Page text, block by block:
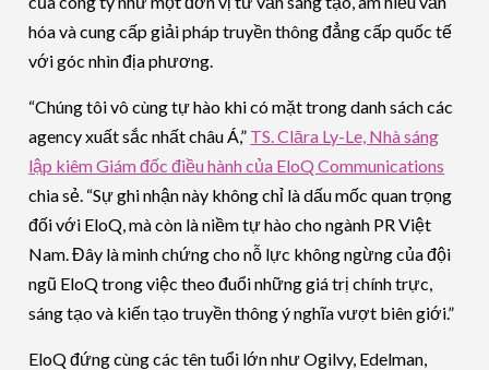
hóa và cung cấp giải pháp truyền thông đẳng cấp quốc tế
với góc nhìn địa phương.
“Chúng tôi vô cùng tự hào khi có mặt trong danh sách các
agency xuất sắc nhất châu Á,” TS. Clāra Ly-Le, Nhà sáng
lập kiêm Giám đốc điều hành của EloQ Communications
chia sẻ. “Sự ghi nhận này không chỉ là dấu mốc quan trọng
đối với EloQ, mà còn là niềm tự hào cho ngành PR Việt
Nam. Đây là minh chứng cho nỗ lực không ngừng của đội
ngũ EloQ trong việc theo đuổi những giá trị chính trực,
sáng tạo và kiến tạo truyền thông ý nghĩa vượt biên giới.”
EloQ đứng cùng các tên tuổi lớn như Ogilvy, Edelman,